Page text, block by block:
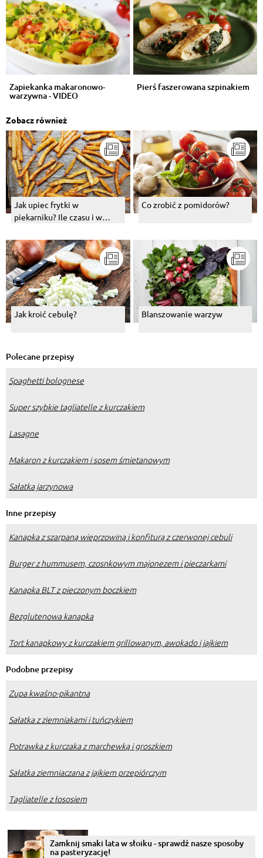
Zapiekanka makaronowo-
warzywna - VIDEO
Pierś faszerowana szpinakiem
Zobacz również
Jak upiec frytki w
piekarniku? Ile czasu i w
Co zrobić z pomidorów?
Jak kroić cebulę? Blanszowanie warzyw
Polecane przepisy
Spaghetti bolognese
Super szybkie tagliatelle z kurczakiem
Lasagne
Makaron z kurczakiem i sosem śmietanowym
Sałatka jarzynowa
Inne przepisy
Kanapka z szarpaną wieprzowiną i konfiturą z czerwonej cebuli
Burger z hummusem, czosnkowym majonezem i pieczarkami
Kanapka BLT z pieczonym boczkiem
Bezglutenowa kanapka
Tort kanapkowy z kurczakiem grillowanym, awokado i jajkiem
Podobne przepisy
Zupa kwaśno-pikantna
Sałatka z ziemniakami i tuńczykiem
Potrawka z kurczaka z marchewką i groszkiem
Sałatka ziemniaczana z jajkiem przepiórczym
Tagliatelle z łososiem
Zamknij smaki lata w słoiku - sprawdź nasze sposoby
na pasteryzację!